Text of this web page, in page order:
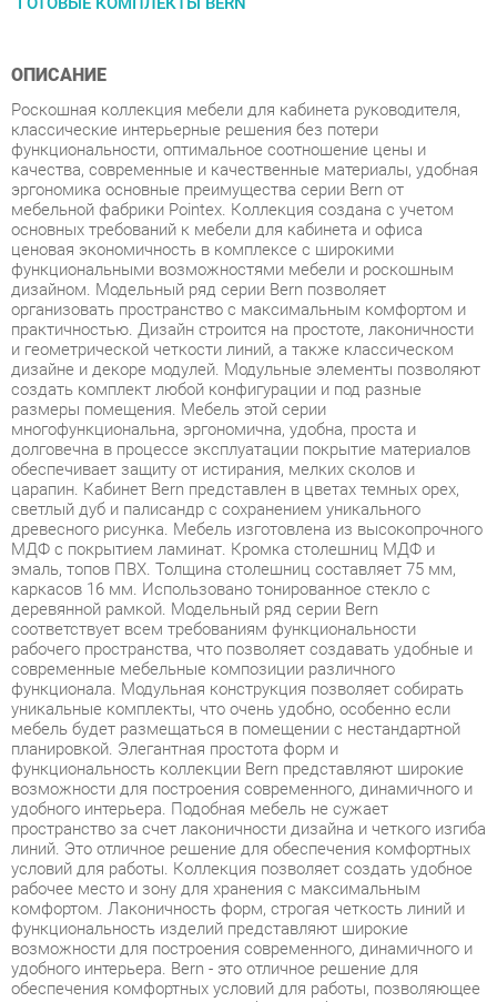
ОПИСАНИЕ
классические интерьерные решения без потери
функциональности, оптимальное соотношение цены и
качества, современные и качественные материалы, удобная
эргономика основные преимущества серии Bern от
мебельной фабрики Pointex. Коллекция создана с учетом
основных требований к мебели для кабинета и офиса
ценовая экономичность в комплексе с широкими
функциональными возможностями мебели и роскошным
дизайном. Модельный ряд серии Bern позволяет
организовать пространство с максимальным комфортом и
практичностью. Дизайн строится на простоте, лаконичности
и геометрической четкости линий, а также классическом
дизайне и декоре модулей. Модульные элементы позволяют
создать комплект любой конфигурации и под разные
размеры помещения. Мебель этой серии
многофункциональна, эргономична, удобна, проста и
долговечна в процессе эксплуатации покрытие материалов
обеспечивает защиту от истирания, мелких сколов и
царапин. Кабинет Bern представлен в цветах темных орех,
светлый дуб и палисандр с сохранением уникального
древесного рисунка. Мебель изготовлена из высокопрочного
МДФ с покрытием ламинат. Кромка столешниц МДФ и
эмаль, топов ПВХ. Толщина столешниц составляет 75 мм,
каркасов 16 мм. Использовано тонированное стекло с
деревянной рамкой. Модельный ряд серии Bern
соответствует всем требованиям функциональности
рабочего пространства, что позволяет создавать удобные и
современные мебельные композиции различного
функционала. Модульная конструкция позволяет собирать
уникальные комплекты, что очень удобно, особенно если
мебель будет размещаться в помещении с нестандартной
планировкой. Элегантная простота форм и
функциональность коллекции Bern представляют широкие
возможности для построения современного, динамичного и
удобного интерьера. Подобная мебель не сужает
пространство за счет лаконичности дизайна и четкого изгиба
линий. Это отличное решение для обеспечения комфортных
условий для работы. Коллекция позволяет создать удобное
рабочее место и зону для хранения с максимальным
комфортом. Лаконичность форм, строгая четкость линий и
функциональность изделий представляют широкие
возможности для построения современного, динамичного и
удобного интерьера. Bern - это отличное решение для
обеспечения комфортных условий для работы, позволяющее
оптимизировать пространство без ущерба для
функциональности и удобства. Широкая база элементов
позволит создать полноценный гарнитур, отвечающий всем
требованиям, как по габаритам, так и функционалу.
Фурнитура обеспечивает возможность многократной сборки.